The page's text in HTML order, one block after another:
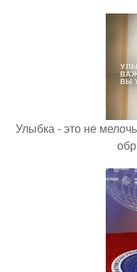
Улыбка - это не